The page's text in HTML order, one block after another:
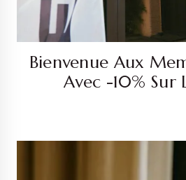
Bienvenue Aux
Avec -10% Sur